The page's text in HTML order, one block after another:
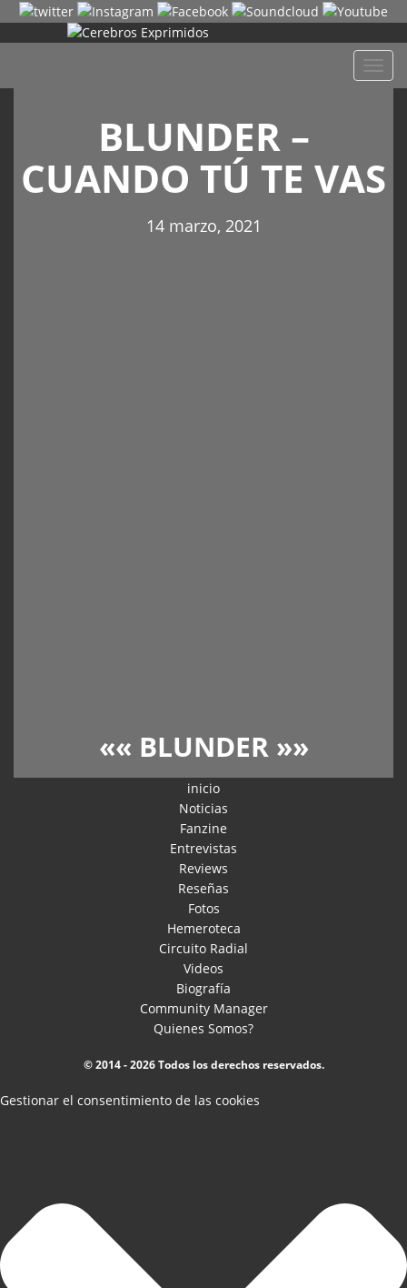
BLUNDER –
CUANDO TÚ TE VAS
14 marzo, 2021
«« BLUNDER»»
inicio
Noticias
Fanzine
Entrevistas
Reviews
Reseñas
Fotos
Hemeroteca
Circuito Radial
Videos
Biografía
Community Manager
Quienes Somos?
© 2014 - 2026 Todos los derechos reservados.
Gestionar el consentimiento de las cookies